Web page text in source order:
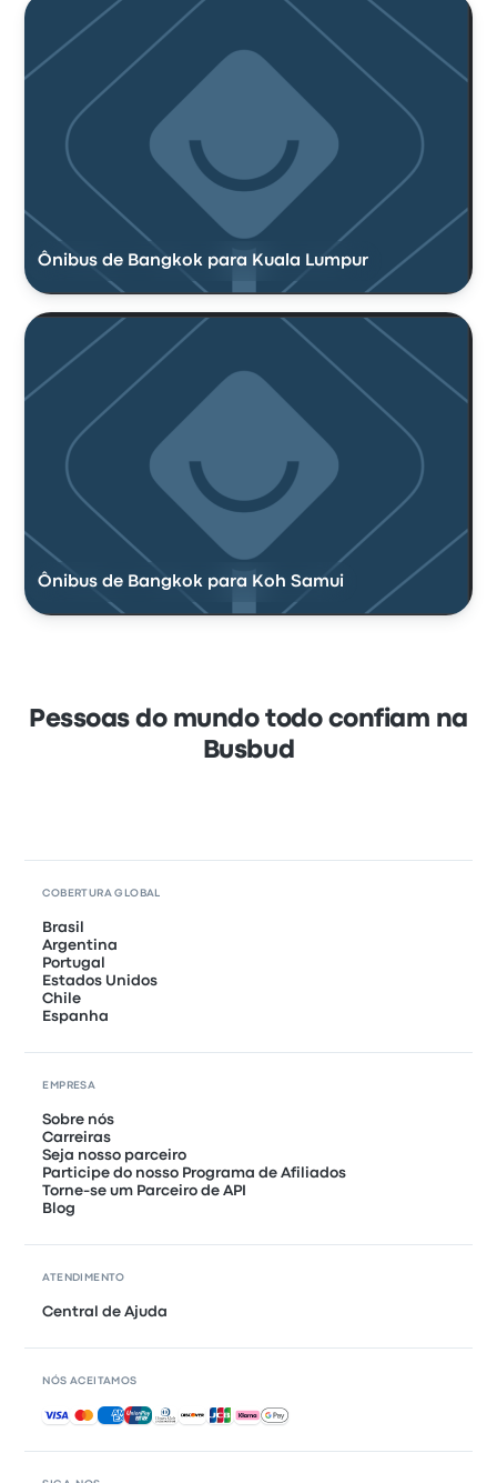
Ônibus de Bangkok para Kuala Lumpur
Ônibus de Bangkok para Koh Samui
Pessoas do mundo todo confiam na
Busbud
COBERTURA GLOBAL
Brasil
Argentina
Portugal
Estados Unidos
Chile
Espanha
EMPRESA
Sobre nós
Carreiras
Seja nosso parceiro
Participe do nosso Programa de Afiliados
Torne-se um Parceiro de API
Blog
ATENDIMENTO
Central de Ajuda
NÓS ACEITAMOS
Pagamentos aceitos